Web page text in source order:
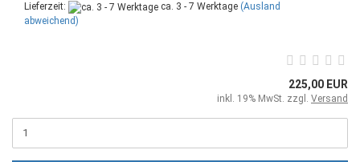
Lieferzeit: ca. 3 - 7 Werktage (Ausland
abweichend)
225,00 EUR
inkl. 19% MwSt. zzgl. Versand